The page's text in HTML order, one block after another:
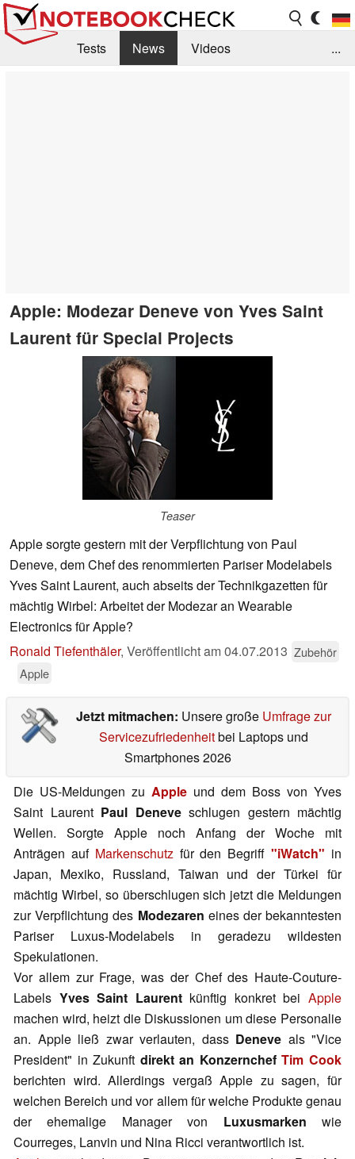
Tests News
Videos
...
Apple: Modezar Deneve von Yves Saint
Laurent für Special Projects
Teaser
Apple sorgte gestern mit der Verpflichtung von Paul
Deneve, dem Chef des renommierten Pariser Modelabels
Yves Saint Laurent, auch abseits der Technikgazetten für
mächtig Wirbel: Arbeitet der Modezar an Wearable
Electronics für Apple?
Ronald Tiefenthäler, Veröffentlicht am04.07.2013 Zubehör
Apple
Jetzt mitmachen: Unsere große Umfrage zur
Servicezufriedenheitbei Laptops und
Smartphones 2026
Die US-Meldungen zu Apple und dem Boss von Yves
Saint Laurent Paul Deneveschlugen gestern mächtig
Wellen. Sorgte Apple noch Anfang der Woche mit
Anträgen auf Markenschutzfür den Begriff"iWatch" in
Japan, Mexiko, Russland, Taiwan und der Türkei für
mächtig Wirbel, so überschlugen sich jetzt die Meldungen
zur Verpflichtung des Modezaren eines der bekanntesten
Pariser Luxus-Modelabels in geradezu wildesten
Spekulationen.
Vor allem zur Frage, was der Chef des Haute-Couture-
Labels Yves Saint Laurentkünftig konkret beiApple
machen wird, heizt die Diskussionen um diese Personalie
an. Apple ließ zwar verlauten, dass Deneve als "Vice
President" in Zukunft direkt an KonzernchefTim Cook
berichten wird. Allerdings vergaß Apple zu sagen, für
welchen Bereich und vor allem für welche Produkte genau
der ehemalige Manager von Luxusmarken wie
Courreges, Lanvin und Nina Ricci verantwortlich ist.